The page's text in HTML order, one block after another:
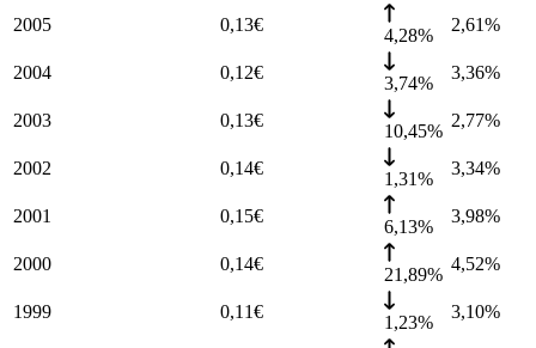
2005 0,13€
4,28%
2,61%
2004 0,12€
3,74%
3,36%
2003 0,13€
10,45%
2,77%
2002 0,14€
1,31%
3,34%
2001 0,15€
6,13%
3,98%
2000 0,14€
21,89%
4,52%
1999 0,11€
1,23%
3,10%